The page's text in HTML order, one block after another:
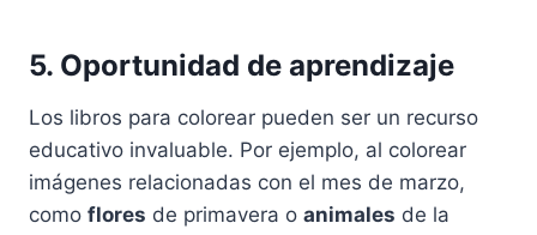
5. Oportunidad de aprendizaje
Los libros para colorear pueden ser un recurso
educativo invaluable. Por ejemplo, al colorear
imágenes relacionadas con el mes de marzo,
como flores de primavera o animales de la